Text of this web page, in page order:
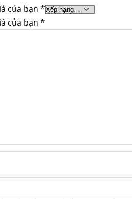
của bạn *
của bạn *